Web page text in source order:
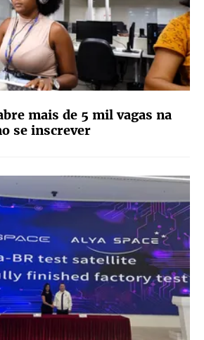
mais de 5 mil vagas na
se inscrever